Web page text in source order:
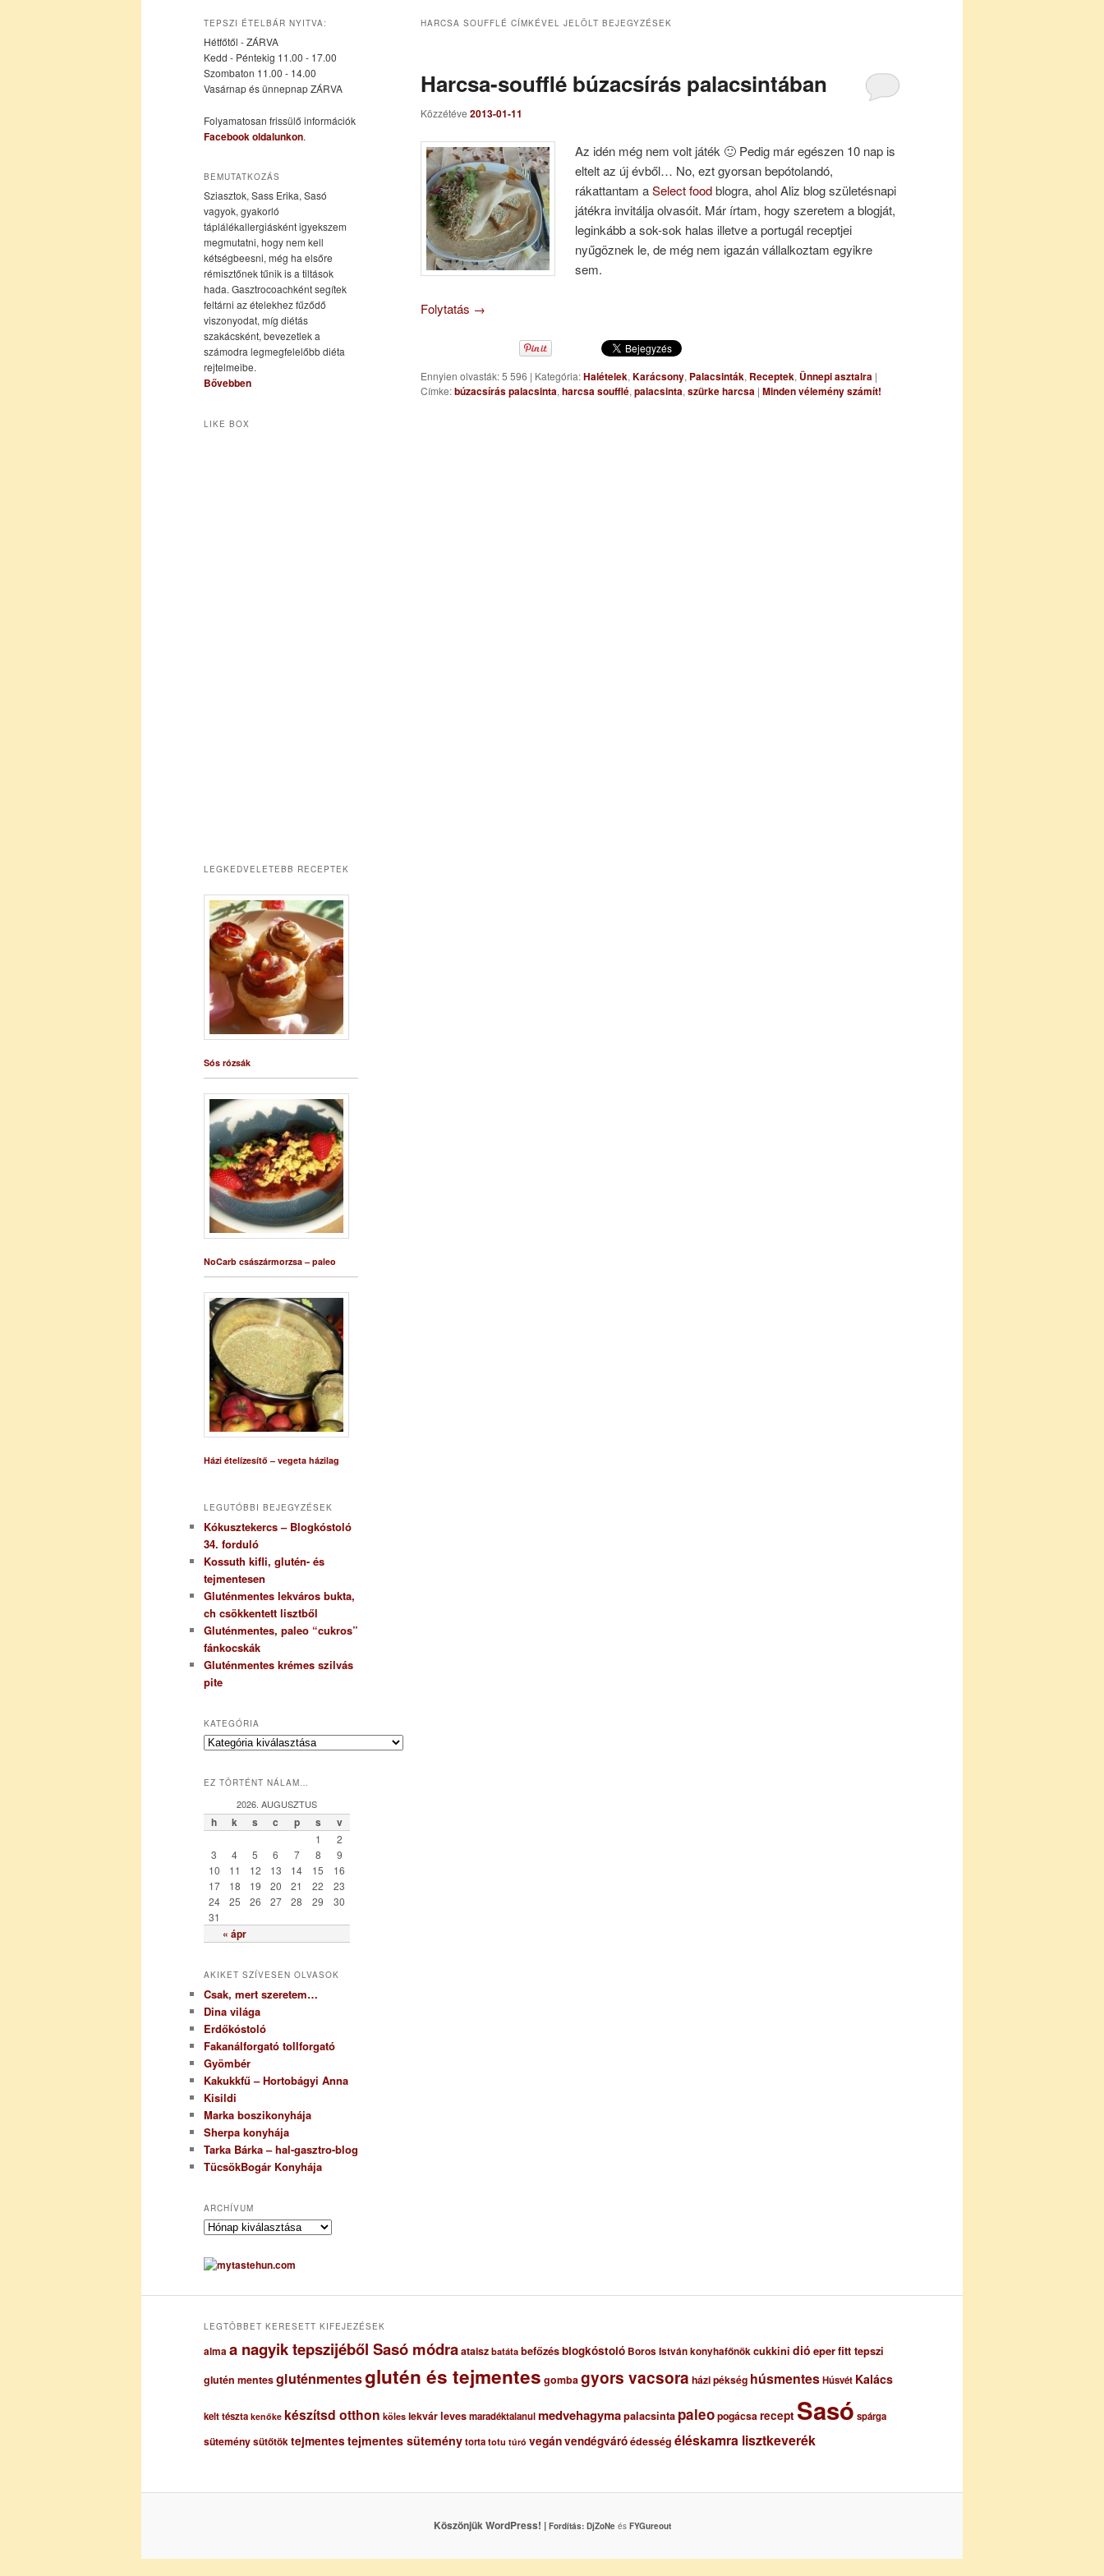
elsődleges
tartalomra
másodlagos
tartalomra
HARCSA SOUFFLÉ CÍMKÉVEL JELÖLT BEJEGYZÉSEK
Harcsa-soufflé búzacsírás palacsintában
Közzétéve 2013-01-11
Az idén még nem volt játék 🙂 Pedig már egészen 10 nap is
eltelt az új évből… No, ezt gyorsan bepótolandó,
rákattantam aSelect foodblogra, ahol Aliz blog születésnapi
játékra invitálja olvasóit. Már írtam, hogy szeretem a blogját,
leginkább a sok-sok halas illetve a portugál receptjei
nyűgöznek le, de még nem igazán vállalkoztam egyikre
sem.
Folytatás →
Ennyien olvasták: 5 596 | Kategória:Halételek, Karácsony, Palacsinták, Receptek, Ünnepi asztalra |
Címke:búzacsírás palacsinta, harcsa soufflé, palacsinta, szürke harcsa | Minden vélemény számít!
TEPSZI ÉTELBÁR NYITVA:
Hétfőtől - ZÁRVA
Kedd - Péntekig 11.00 - 17.00
Szombaton 11.00 - 14.00
Vasárnap és ünnepnap ZÁRVA
Folyamatosan frissülő információk
Facebook oldalunkon.
BEMUTATKOZÁS
Sziasztok, Sass Erika, Sasó
vagyok, gyakorló
táplálékallergiásként igyekszem
megmutatni, hogy nem kell
kétségbeesni, még ha elsőre
rémisztőnek tűnik is a tiltások
hada. Gasztrocoachként segítek
feltárni az ételekhez fűződő
viszonyodat, míg diétás
szakácsként, bevezetlek a
számodra legmegfelelőbb diéta
rejtelmeibe.
Bővebben
LIKE BOX
LEGKEDVELETEBB RECEPTEK
Sós rózsák
NoCarb császármorzsa – paleo
Házi ételízesítő – vegeta házilag
LEGUTÓBBI BEJEGYZÉSEK
Kókusztekercs – Blogkóstoló
34. forduló
Kossuth kifli, glutén- és
tejmentesen
Gluténmentes lekváros bukta,
ch csökkentett lisztből
Gluténmentes, paleo “cukros”
fánkocskák
Gluténmentes krémes szilvás
pite
KATEGÓRIA
K
e
r
EZ TÖRTÉNT NÁLAM…
2026. AUGUSZTUS
h k s c p s v
« ápr
1
2
3
4 5 6 7 8
9
10
11 12 13 14 15
16
17
18 19 20 21 22
23
24
25 26 27 28 29
30
31
AKIKET SZÍVESEN OLVASOK
Csak, mert szeretem…
Dina világa
Erdőkóstoló
Fakanálforgató tollforgató
Gyömbér
Kakukkfű – Hortobágyi Anna
Kisildi
Marka boszikonyhája
Sherpa konyhája
Tarka Bárka – hal-gasztro-blog
TücsökBogár Konyhája
ARCHÍVUM
A
c
h
uLEGTÖBBET KERESETT KIFEJEZÉSEK
almaa nagyik tepszijéből Sasó módraataisz batáta befőzésblogkóstoló Boros István konyhafőnökcukkini dió eperfitt tepszi
glutén mentesgluténmentesglutén és tejmentes gombagyors vacsora házi pékség húsmentesHúsvét Kalács
kelt tészta kenőke készítsd otthon köles lekvárlevesmaradéktalanulmedvehagymapalacsinta paleopogácsarecept Sasó spárga
süteménysütőtöktejmentestejmentes süteménytorta totu túró vegánvendégváróédesség éléskamra lisztkeverék
Köszönjük WordPress! | Fordítás: DjZoNeés FYGureout